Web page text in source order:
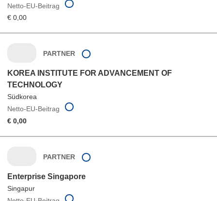
Netto-EU-Beitrag
€ 0,00
PARTNER
KOREA INSTITUTE FOR ADVANCEMENT OF
TECHNOLOGY
Südkorea
Netto-EU-Beitrag
€ 0,00
PARTNER
Enterprise Singapore
Singapur